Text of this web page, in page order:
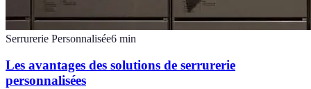
Serrurerie Personnalisée6 min
Les avantages des solutions de serrurerie
personnalisées